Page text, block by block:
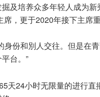
及培养众多年轻人成为
，更于2020年接下主席重
份和別人交往。但是在
台。”
天24小时无限量的进行